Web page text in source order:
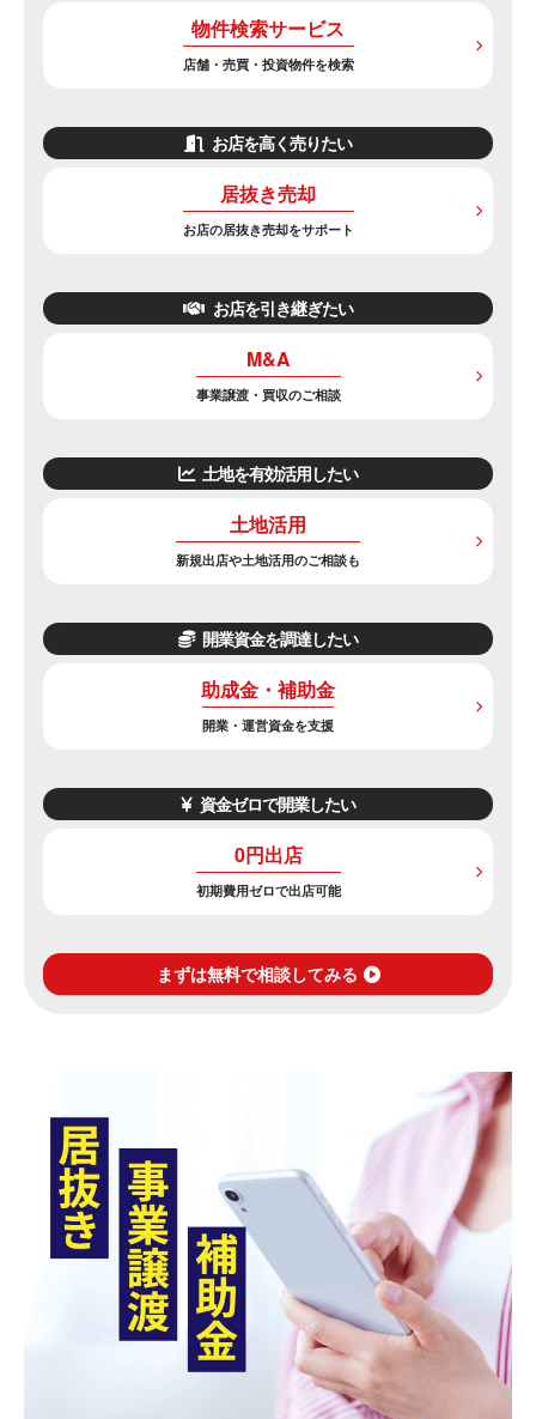
物件検索サービス
店舗・売買・投資物件を検索
お店を高く売りたい
居抜き売却
お店の居抜き売却をサポート
お店を引き継ぎたい
M&A
事業譲渡・買収のご相談
土地を有効活用したい
土地活用
新規出店や土地活用のご相談も
開業資金を調達したい
助成金・補助金
開業・運営資金を支援
資金ゼロで開業したい
0円出店
初期費用ゼロで出店可能
まずは無料で相談してみる